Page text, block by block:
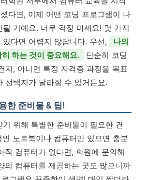
다면, 이제 어떤 코딩 프로그램이 나
될 거예요. 너무 걱정 마세요! 몇 가지
다면 어렵지 않답니다. 우선,
나의
하는 것이 중요해요.
단순히 코딩
지, 아니면 특정 자격증 과정을 목표
선택지가 달라질 수 있거든요.
한 준비물 & 팁!
기 위해 특별한 준비물이 필요한 건
노트북이나 컴퓨터만 있으면 충분
직 컴퓨터가 없다면, 학원에 문의해
의 컴퓨터를 제공하는 곳도 많으니까